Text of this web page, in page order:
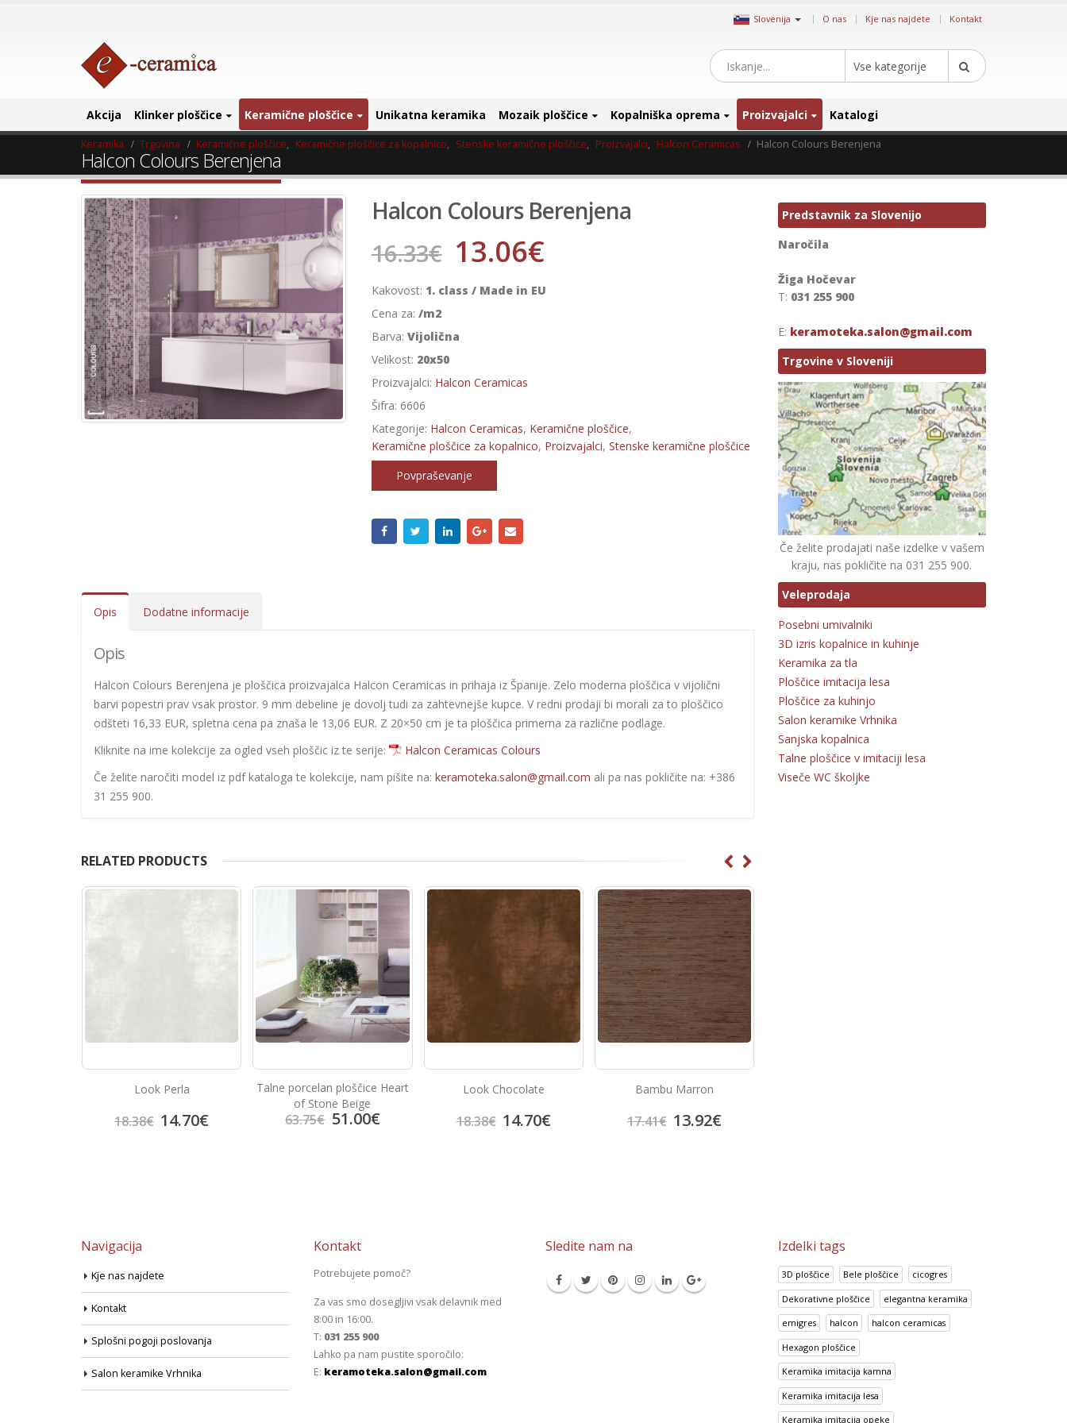
Slovenija | O nas Kje nas najdete Kontakt
Vse kategorije
Akcija Klinker ploščice Keramične ploščice Unikatna keramika Mozaik ploščice Kopalniška oprema Proizvajalci Katalogi
Keramika Trgovina Keramične ploščice, Keramične ploščice za kopalnico, Stenske keramične ploščice, Proizvajalci, Halcon Ceramicas Halcon Colours Berenjena
Halcon Colours Berenjena
Halcon Colours Berenjena
16.33€ 13.06€
Kakovost: 1. class / Made in EU
Cena za: /m2
Barva: Vijolična
Velikost: 20x50
Proizvajalci: Halcon Ceramicas
Šifra: 6606
Kategorije: Halcon Ceramicas, Keramične ploščice,
Keramične ploščice za kopalnico, Proizvajalci, Stenske keramične ploščice
Povpraševanje
Opis Dodatne informacije
Opis
Halcon Colours Berenjena je ploščica proizvajalca Halcon Ceramicas in prihaja iz Španije. Zelo moderna ploščica v vijolični
barvi popestri prav vsak prostor. 9 mm debeline je dovolj tudi za zahtevnejše kupce. V redni prodaji bi morali za to ploščico
odšteti 16,33 EUR, spletna cena pa znaša le 13,06 EUR. Z 20×50 cm je ta ploščica primerna za različne podlage.
Kliknite na ime kolekcije za ogled vseh ploščic iz te serije:
Halcon Ceramicas Colours
Če želite naročiti model iz pdf kataloga te kolekcije, nam pišite na: keramoteka.salon@gmail.com ali pa nas pokličite na: +386
31 255 900.
RELATED PRODUCTS
Look Perla
18.38€ 14.70€
Talne porcelan ploščice Heart
of Stone Beige
63.75€ 51.00€
Look Chocolate
18.38€ 14.70€
Bambu Marron
17.41€ 13.92€
Predstavnik za Slovenijo
Naročila
Žiga Hočevar
T: 031 255 900
E: keramoteka.salon@gmail.com
Trgovine v Sloveniji
Če želite prodajati naše izdelke v vašem
kraju, nas pokličite na 031 255 900.
Veleprodaja
Posebni umivalniki
3D izris kopalnice in kuhinje
Keramika za tla
Ploščice imitacija lesa
Ploščice za kuhinjo
Salon keramike Vrhnika
Sanjska kopalnica
Talne ploščice v imitaciji lesa
Viseče WC školjke
Navigacija
Kje nas najdete
Kontakt
Splošni pogoji poslovanja
Salon keramike Vrhnika
Kontakt
Potrebujete pomoč?
Za vas smo dosegljivi vsak delavnik med
8:00 in 16:00.
T: 031 255 900
Lahko pa nam pustite sporočilo:
E: keramoteka.salon@gmail.com
Sledite nam na Izdelki tags
3D ploščice Bele ploščice cicogres
Dekorativne ploščice elegantna keramika
emigres halcon halcon ceramicas
Hexagon ploščice
Keramika imitacija kamna
Keramika imitacija lesa
Keramika imitacija opeke